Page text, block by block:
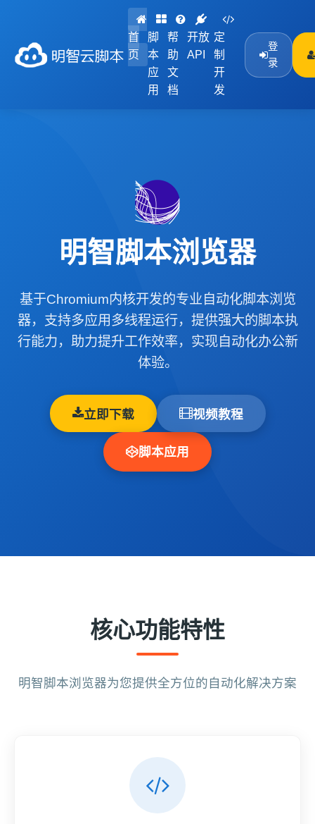
首
页
脚
本
应
用
帮
助
文
档
开放
API
定
制
开
发
登
录
明智脚本浏览器
基于Chromium内核开发的专业自动化脚本浏览
器，支持多应用多线程运行，提供强大的脚本执
行能力，助力提升工作效率，实现自动化办公新
体验。
立即下载 视频教程
脚本应用
核心功能特性
明智脚本浏览器为您提供全方位的自动化解决方案